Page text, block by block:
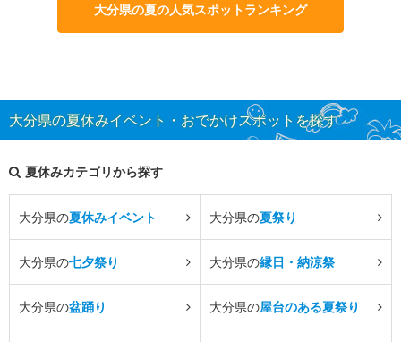
大分県の夏の人気スポットランキング
大分県の夏休みイベント・おでかけスポットを探す
夏休みカテゴリから探す
大分県の夏休みイベント 大分県の夏祭り
大分県の七夕祭り 大分県の縁日・納涼祭
大分県の盆踊り 大分県の屋台のある夏祭り